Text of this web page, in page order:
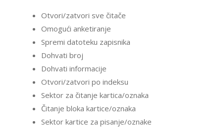
Otvori/zatvori sve čitače
Omogući anketiranje
Spremi datoteku zapisnika
Dohvati broj
Dohvati informacije
Otvori/zatvori po indeksu
Sektor za čitanje kartica/oznaka
Čitanje bloka kartice/oznaka
Sektor kartice za pisanje/oznake